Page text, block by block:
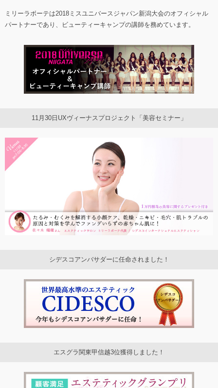
ミリーラボーテは2018ミスユニバースジャパン新潟大会のオフィシャル
パートナーであり、ビューティーキャンプの講師を務めています。
11月30日UXヴィーナスプロジェクト「美容セミナー」
シデスコアンバサダーに任命されました！
エスグラ関東甲信越3位獲得しました！